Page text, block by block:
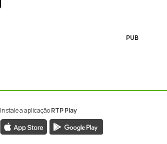
PUB
Instale a aplicaçãoRTP Play